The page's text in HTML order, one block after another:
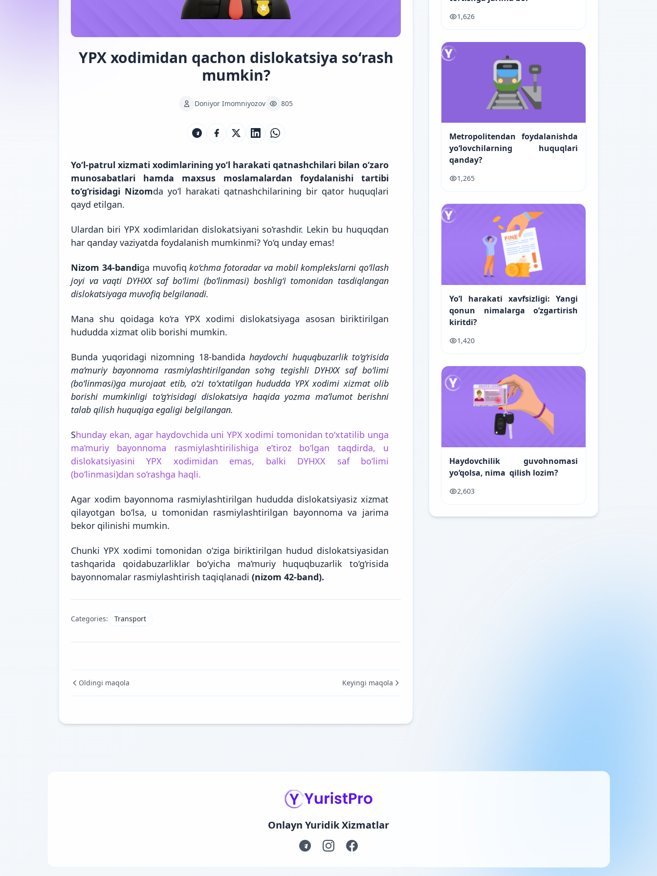
YPX xodimidan qachon dislokatsiya so‘rash
mumkin?
Doniyor Imomniyozov 805
Yo‘l-patrul xizmati xodimlarining yo‘l harakati qatnashchilari bilan o‘zaro
munosabatlari hamda maxsus moslamalardan foydalanishi tartibi
to‘g‘risidagi Nizomda yo‘l harakati qatnashchilarining bir qator huquqlari
qayd etilgan.
Ulardan biri YPX xodimlaridan dislokatsiyani so‘rashdir. Lekin bu huquqdan
har qanday vaziyatda foydalanish mumkinmi? Yo‘q unday emas!
Nizom 34-bandiga muvofiqko‘chma fotoradar va mobil komplekslarni qo‘llash
joyi va vaqti DYHXX saf bo‘limi (bo‘linmasi) boshlig‘i tomonidan tasdiqlangan
dislokatsiyaga muvofiq belgilanadi.
Mana shu qoidaga ko‘ra YPX xodimi dislokatsiyaga asosan biriktirilgan
hududda xizmat olib borishi mumkin.
Bunda yuqoridagi nizomning 18-bandida haydovchi huquqbuzarlik to‘g‘risida
ma’muriy bayonnoma rasmiylashtirilgandan so‘ng tegishli DYHXX saf bo‘limi
(bo‘linmasi)ga murojaat etib, o‘zi to‘xtatilgan hududda YPX xodimi xizmat olib
borishi mumkinligi to‘g‘risidagi dislokatsiya haqida yozma ma’lumot berishni
talab qilish huquqiga egaligi belgilangan.
Shunday ekan, agar haydovchida uni YPX xodimi tomonidan to‘xtatilib unga
ma’muriy bayonnoma rasmiylashtirilishiga e’tiroz bo‘lgan taqdirda, u
dislokatsiyasini YPX xodimidan emas, balki DYHXX saf bo‘limi
(bo‘linmasi)dan so‘rashga haqli.
Agar xodim bayonnoma rasmiylashtirilgan hududda dislokatsiyasiz xizmat
qilayotgan bo‘lsa, u tomonidan rasmiylashtirilgan bayonnoma va jarima
bekor qilinishi mumkin.
Chunki YPX xodimi tomonidan o‘ziga biriktirilgan hudud dislokatsiyasidan
tashqarida qoidabuzarliklar bo‘yicha ma’muriy huquqbuzarlik to‘g‘risida
bayonnomalar rasmiylashtirish taqiqlanadi (nizom 42-band).
Categories: Transport
Oldingi maqola Keyingi maqola
1,626
Metropolitendan foydalanishda
yo‘lovchilarning huquqlari
qanday?
1,265
Yo’l harakati xavfsizligi: Yangi
qonun nimalarga o’zgartirish
kiritdi?
1,420
Haydovchilik guvohnomasi
yo‘qolsa, nima qilish lozim?
2,603
Onlayn Yuridik Xizmatlar